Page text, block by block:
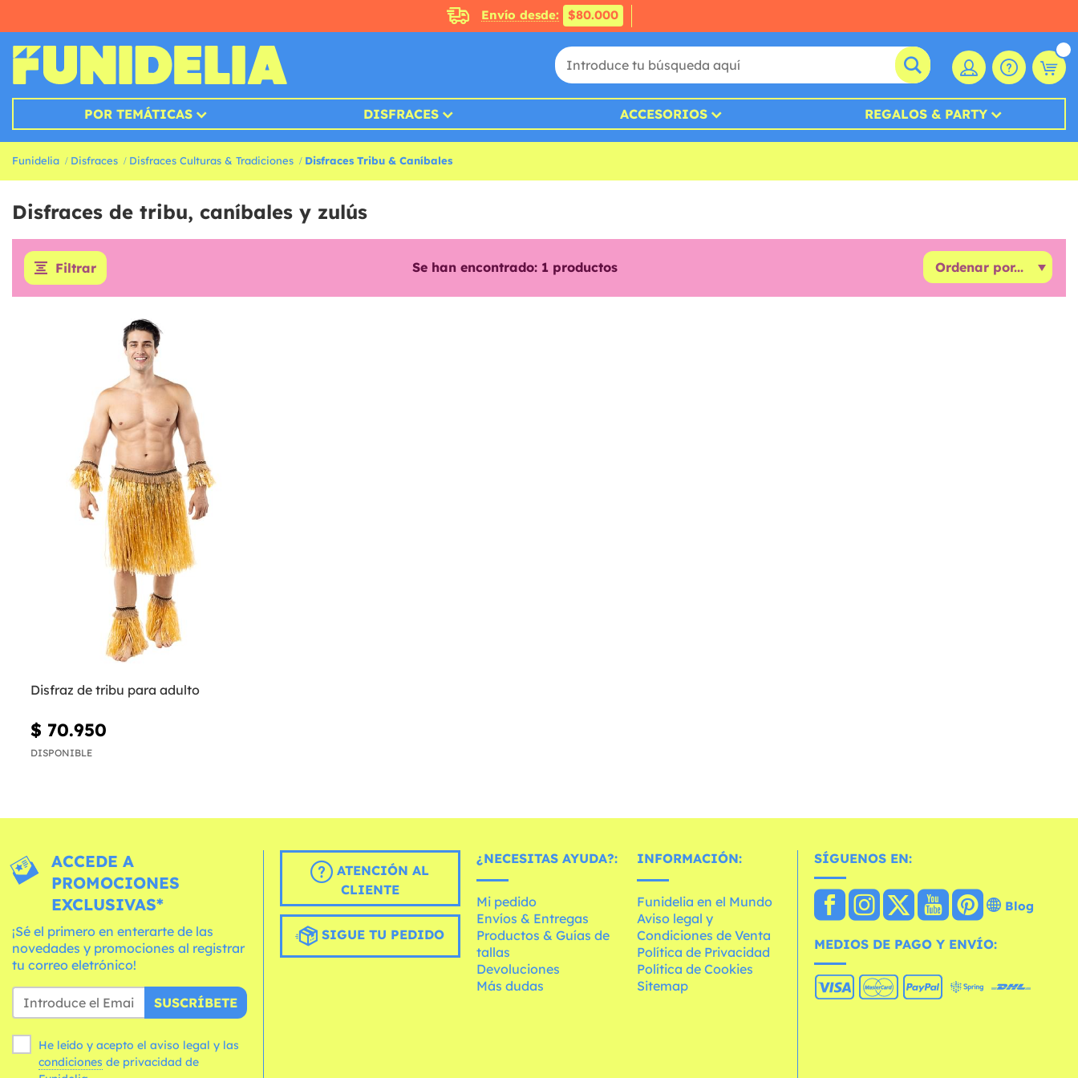
Envío desde: $80.000
POR TEMÁTICAS DISFRACES ACCESORIOS REGALOS & PARTY
Funidelia Disfraces Disfraces Culturas & Tradiciones Disfraces Tribu & Caníbales
Disfraces de tribu, caníbales y zulús
Filtrar Se han encontrado: 1 productos
Disfraz de tribu para adulto
$ 70.950
DISPONIBLE
ACCEDE A
PROMOCIONES
EXCLUSIVAS*
¡Sé el primero en enterarte de las
novedades y promociones al registrar
tu correo eletrónico!
SUSCRÍBETE
He leído y acepto el aviso legal y las
condiciones
ATENCIÓN AL
CLIENTE
SIGUE TU PEDIDO
¿NECESITAS AYUDA?:
Mi pedido
Envíos & Entregas
Productos & Guías de
tallas
Devoluciones
Más dudas
INFORMACIÓN:
Funidelia en el Mundo
Aviso legal y
Condiciones de Venta
Política de Privacidad
Política de Cookies
Sitemap
SÍGUENOS EN:
Blog
MEDIOS DE PAGO Y ENVÍO: